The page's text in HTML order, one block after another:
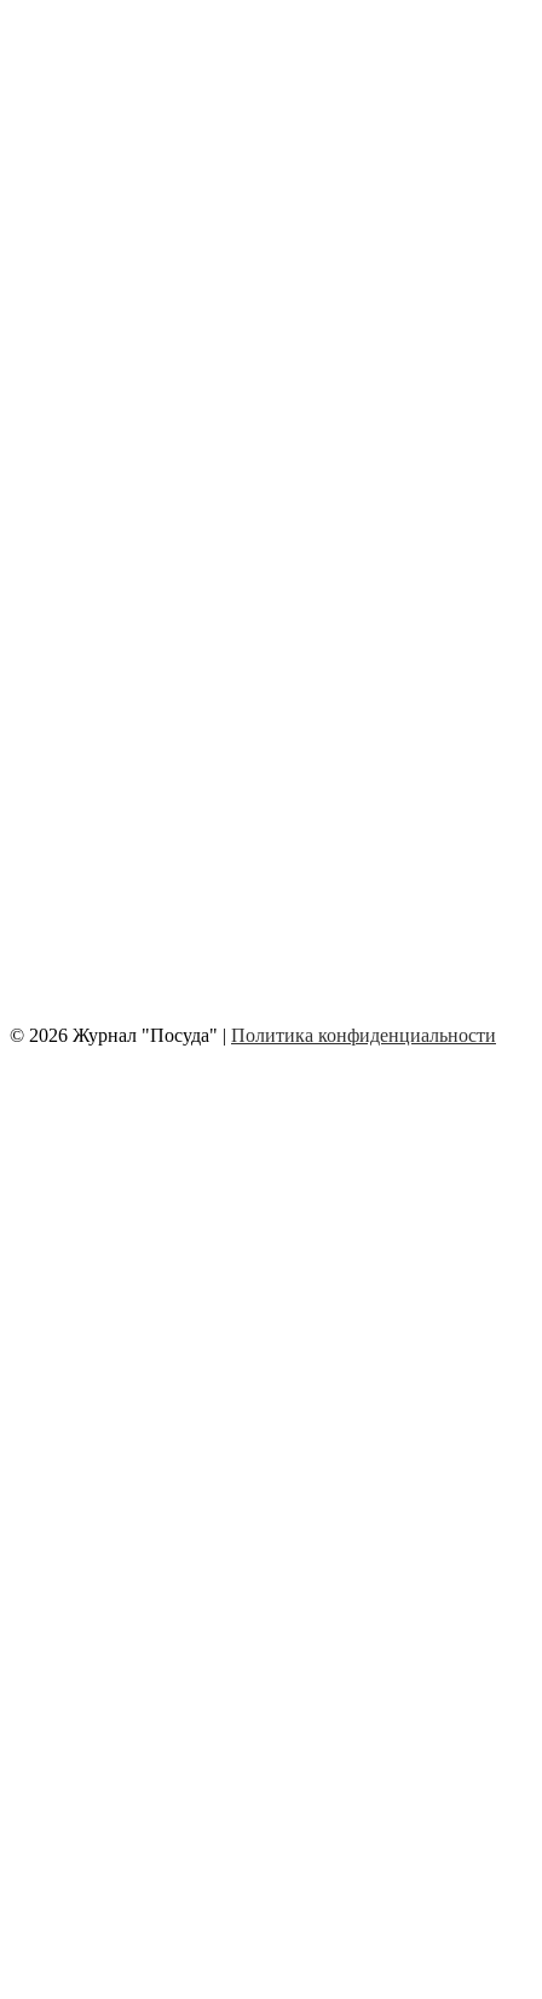
© 2026 Журнал "Посуда" | Политика конфиденциальности